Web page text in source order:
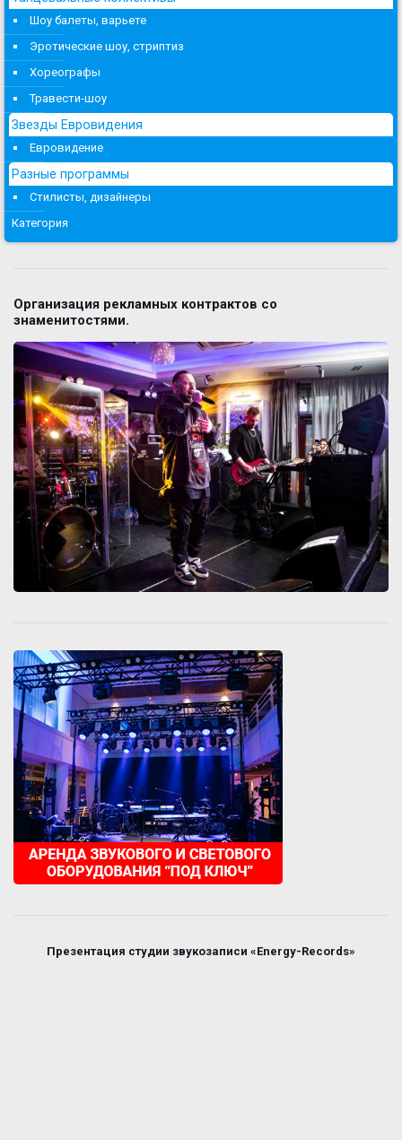
Шоу балеты, варьете
Эротические шоу, стриптиз
Хореографы
Травести-шоу
Звезды Евровидения
Евровидение
Разные программы
Стилисты, дизайнеры
Категория
Организация рекламных контрактов со
знаменитостями.
Презентация студии звукозаписи «Energy-Records»